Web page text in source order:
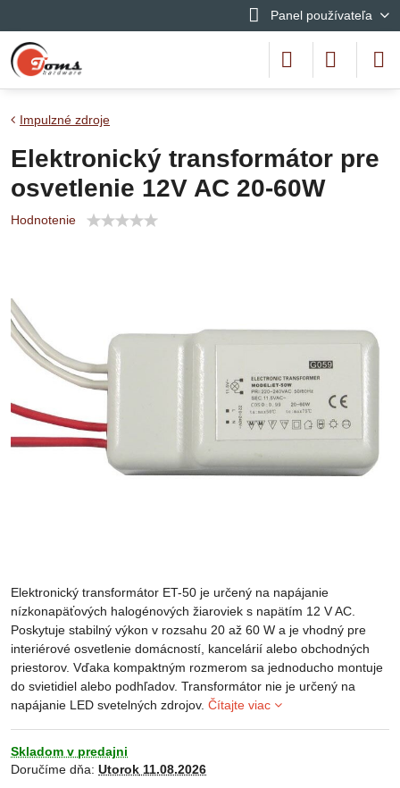
Panel používateľa
Impulzné zdroje
Elektronický transformátor pre
osvetlenie 12V AC 20-60W
Hodnotenie
Elektronický transformátor ET-50 je určený na napájanie
nízkonapäťových halogénových žiaroviek s napätím 12 V AC.
Poskytuje stabilný výkon v rozsahu 20 až 60 W a je vhodný pre
interiérové osvetlenie domácností, kancelárií alebo obchodných
priestorov. Vďaka kompaktným rozmerom sa jednoducho montuje
do svietidiel alebo podhľadov. Transformátor nie je určený na
napájanie LED svetelných zdrojov. Čítajte viac
Skladom v predajni
Doručíme dňa: Utorok 11.08.2026